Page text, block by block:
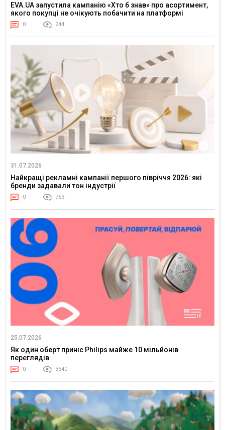
EVA.UA запустила кампанію «Хто б знав» про асортимент,
якого покупці не очікують побачити на платформі
0 244
31.07.2026
Найкращі рекламні кампанії першого півріччя 2026: які
бренди задавали тон індустрії
0 753
25.07.2026
Як один оберт приніс Philips майже 10 мільйонів
переглядів
0 3540